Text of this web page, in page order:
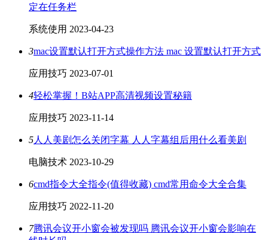
定在任务栏
系统使用 2023-04-23
3mac设置默认打开方式操作方法 mac 设置默认打开方式
应用技巧 2023-07-01
4轻松掌握！B站APP高清视频设置秘籍
应用技巧 2023-11-14
5人人美剧怎么关闭字幕 人人字幕组后用什么看美剧
电脑技术 2023-10-29
6cmd指令大全指令(值得收藏) cmd常用命令大全合集
应用技巧 2022-11-20
7腾讯会议开小窗会被发现吗 腾讯会议开小窗会影响在